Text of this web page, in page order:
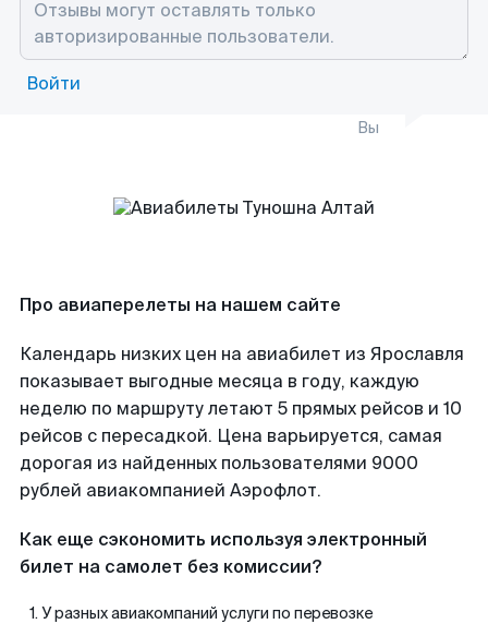
Войти
Вы
Про авиаперелеты на нашем сайте
Календарь низких цен на авиабилет из Ярославля
показывает выгодные месяца в году, каждую
неделю по маршруту летают 5 прямых рейсов и 10
рейсов с пересадкой. Цена варьируется, самая
дорогая из найденных пользователями 9000
рублей авиакомпанией Аэрофлот.
Как еще сэкономить используя электронный
билет на самолет без комиссии?
У разных авиакомпаний услуги по перевозке